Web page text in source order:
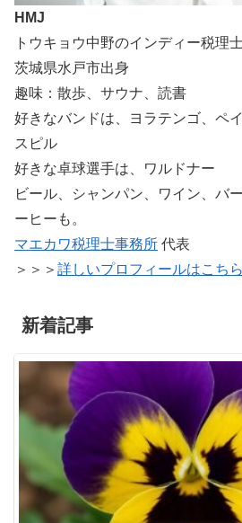
HMJ
トウキョウ中野のインディー税理
茨城県水戸市出身
趣味：散歩、サウナ、読書
好きなバンドは、ヨラテンゴ、ペ
スピル
好きな卓球選手は、ワルドナー
ビール、シャンパン、ワイン、バ
ーヒーも。
マエカワ税理士事務所 代表
＞＞＞ 詳しいプロフィールはこちら
新着記事